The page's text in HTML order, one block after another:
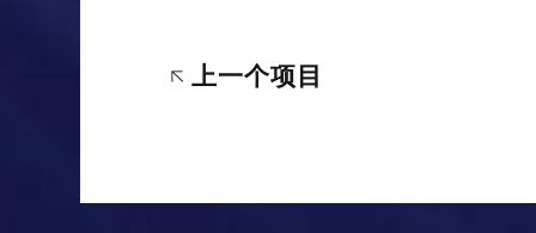
上一个项目